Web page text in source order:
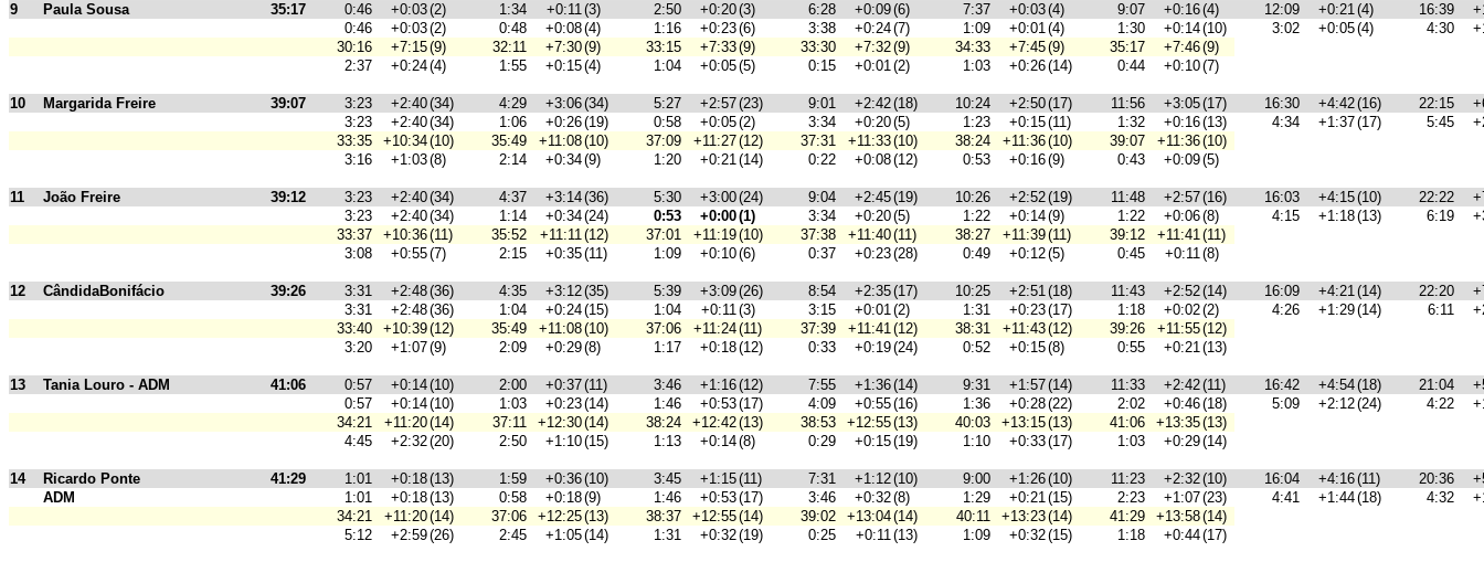
9 Paula Sousa 35:17 0:46 +0:03(2) 1:34 +0:11(3) 2:50 +0:20(3) 6:28 +0:09(6) 7:37 +0:03(4) 9:07 +0:16(4) 12:09 +0:21(4) 16:39
0:46
+0:03(2) 0:48 +0:08(4) 1:16 +0:23(6) 3:38 +0:24(7) 1:09 +0:01(4) 1:30 +0:14(10) 3:02 +0:05(4) 4:30
30:16
+7:15(9) 32:11 +7:30(9) 33:15 +7:33(9) 33:30 +7:32(9) 34:33 +7:45(9) 35:17 +7:46(9)
2:37
+0:24(4) 1:55 +0:15(4) 1:04 +0:05(5) 0:15 +0:01(2) 1:03 +0:26(14) 0:44 +0:10(7)
10 Margarida Freire 39:07 3:23 +2:40(34) 4:29 +3:06(34) 5:27 +2:57(23) 9:01 +2:42(18) 10:24 +2:50(17) 11:56 +3:05(17) 16:30 +4:42(16) 22:15
3:23
+2:40(34) 1:06 +0:26(19) 0:58 +0:05(2) 3:34 +0:20(5) 1:23 +0:15(11) 1:32 +0:16(13) 4:34 +1:37(17) 5:45
33:35
+10:34(10) 35:49 +11:08(10) 37:09 +11:27(12) 37:31 +11:33(10) 38:24 +11:36(10) 39:07 +11:36(10)
3:16
+1:03(8) 2:14 +0:34(9) 1:20 +0:21(14) 0:22 +0:08(12) 0:53 +0:16(9) 0:43 +0:09(5)
11 João Freire 39:12 3:23 +2:40(34) 4:37 +3:14(36) 5:30 +3:00(24) 9:04 +2:45(19) 10:26 +2:52(19) 11:48 +2:57(16) 16:03 +4:15(10) 22:22
3:23
+2:40(34) 1:14 +0:34(24) 0:53 +0:00(1) 3:34 +0:20(5) 1:22 +0:14(9) 1:22 +0:06(8) 4:15 +1:18(13) 6:19
33:37
+10:36(11) 35:52 +11:11(12) 37:01 +11:19(10) 37:38 +11:40(11) 38:27 +11:39(11) 39:12 +11:41(11)
3:08
+0:55(7) 2:15 +0:35(11) 1:09 +0:10(6) 0:37 +0:23(28) 0:49 +0:12(5) 0:45 +0:11(8)
12 CândidaBonifácio 39:26 3:31 +2:48(36) 4:35 +3:12(35) 5:39 +3:09(26) 8:54 +2:35(17) 10:25 +2:51(18) 11:43 +2:52(14) 16:09 +4:21(14) 22:20
3:31
+2:48(36) 1:04 +0:24(15) 1:04 +0:11(3) 3:15 +0:01(2) 1:31 +0:23(17) 1:18 +0:02(2) 4:26 +1:29(14) 6:11
33:40
+10:39(12) 35:49 +11:08(10) 37:06 +11:24(11) 37:39 +11:41(12) 38:31 +11:43(12) 39:26 +11:55(12)
3:20
+1:07(9) 2:09 +0:29(8) 1:17 +0:18(12) 0:33 +0:19(24) 0:52 +0:15(8) 0:55 +0:21(13)
13 Tania Louro - ADM 41:06 0:57 +0:14(10) 2:00 +0:37(11) 3:46 +1:16(12) 7:55 +1:36(14) 9:31 +1:57(14) 11:33 +2:42(11) 16:42 +4:54(18) 21:04
0:57
+0:14(10) 1:03 +0:23(14) 1:46 +0:53(17) 4:09 +0:55(16) 1:36 +0:28(22) 2:02 +0:46(18) 5:09 +2:12(24) 4:22
34:21
+11:20(14) 37:11 +12:30(14) 38:24 +12:42(13) 38:53 +12:55(13) 40:03 +13:15(13) 41:06 +13:35(13)
4:45
+2:32(20) 2:50 +1:10(15) 1:13 +0:14(8) 0:29 +0:15(19) 1:10 +0:33(17) 1:03 +0:29(14)
14 Ricardo Ponte 41:29 1:01 +0:18(13) 1:59 +0:36(10) 3:45 +1:15(11) 7:31 +1:12(10) 9:00 +1:26(10) 11:23 +2:32(10) 16:04 +4:16(11) 20:36
ADM
1:01 +0:18(13) 0:58 +0:18(9) 1:46 +0:53(17) 3:46 +0:32(8) 1:29 +0:21(15) 2:23 +1:07(23) 4:41 +1:44(18) 4:32
34:21
+11:20(14) 37:06 +12:25(13) 38:37 +12:55(14) 39:02 +13:04(14) 40:11 +13:23(14) 41:29 +13:58(14)
5:12
+2:59(26) 2:45 +1:05(14) 1:31 +0:32(19) 0:25 +0:11(13) 1:09 +0:32(15) 1:18 +0:44(17)